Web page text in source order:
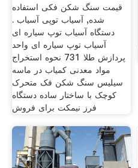
قیمت سنگ شکن فکی استفاده
شده, آسیاب توپی آسیاب .
دستگاه آسیاب توپ سیاره ای
آسیاب توپ سیاره ای واحد
پردازش طلا 731 نحوه استخراج
مواد معدنی کمیاب در ماسه
سیلیس سنگ شکن فک متحرک
کوچک با ساختار ساده دستگاه
فرز نیمکت برای فروش